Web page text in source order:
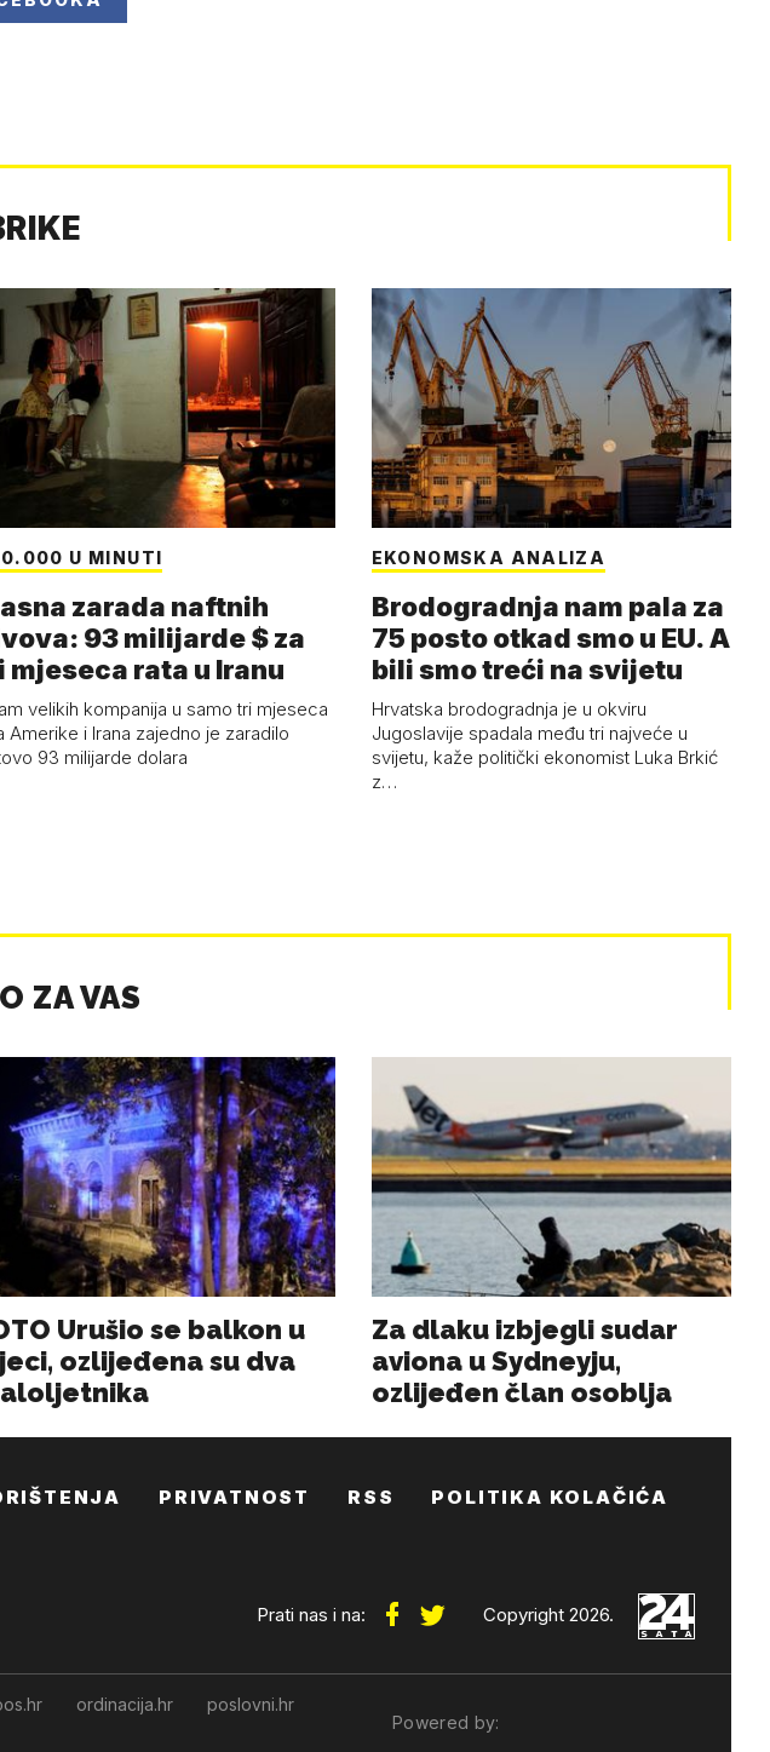
U MINUTI
zarada naftnih
93 milijarde $ za
mjeseca rata u Iranu
velikih kompanija u samo tri mjeseca
Amerike i Irana zajedno je zaradilo
93 milijarde dolara
EKONOMSKA ANALIZA
Brodogradnja nam pala za
75 posto otkad smo u EU. A
bili smo treći na svijetu
Hrvatska brodogradnja je u okviru
Jugoslavije spadala među tri najveće u
svijetu, kaže politički ekonomist Luka Brkić
z…
PRIVATNOST RSS POLITIKA KOLAČIĆA
Prati nas i na: Copyright 2026.
ordinacija.hr
poslovni.hr
Powered by: